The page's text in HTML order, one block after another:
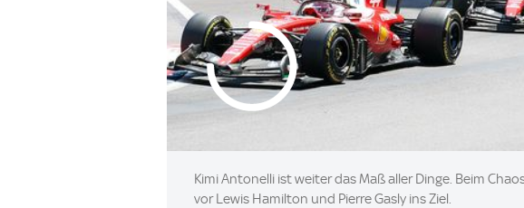
Kimi Antonelli ist weiter das Maß aller Dinge. Beim
vor Lewis Hamilton und Pierre Gasly ins Ziel.